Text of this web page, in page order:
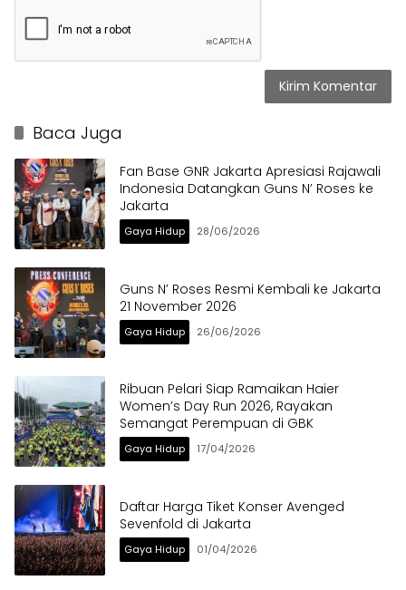
Baca Juga
Fan Base GNR Jakarta Apresiasi Rajawali
Indonesia Datangkan Guns N’ Roses ke
Jakarta
Gaya Hidup 28/06/2026
Guns N’ Roses Resmi Kembali ke Jakarta
21 November 2026
Gaya Hidup 26/06/2026
Ribuan Pelari Siap Ramaikan Haier
Women’s Day Run 2026, Rayakan
Semangat Perempuan di GBK
Gaya Hidup 17/04/2026
Daftar Harga Tiket Konser Avenged
Sevenfold di Jakarta
Gaya Hidup 01/04/2026